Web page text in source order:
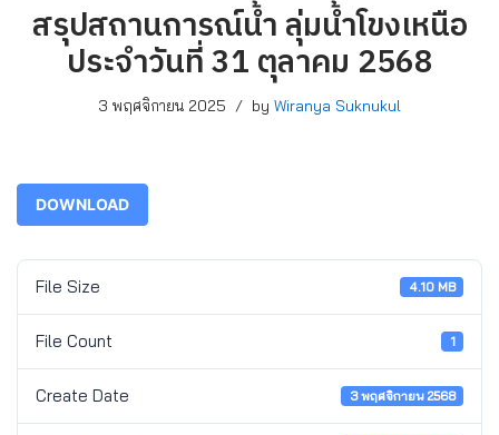
สรุปสถานการณ์น้ำ ลุ่มน้ำโขงเหนือ
ประจำวันที่ 31 ตุลาคม 2568
3 พฤศจิกายน 2025 by Wiranya Suknukul
DOWNLOAD
File Size 4.10 MB
File Count 1
Create Date 3 พฤศจิกายน 2568